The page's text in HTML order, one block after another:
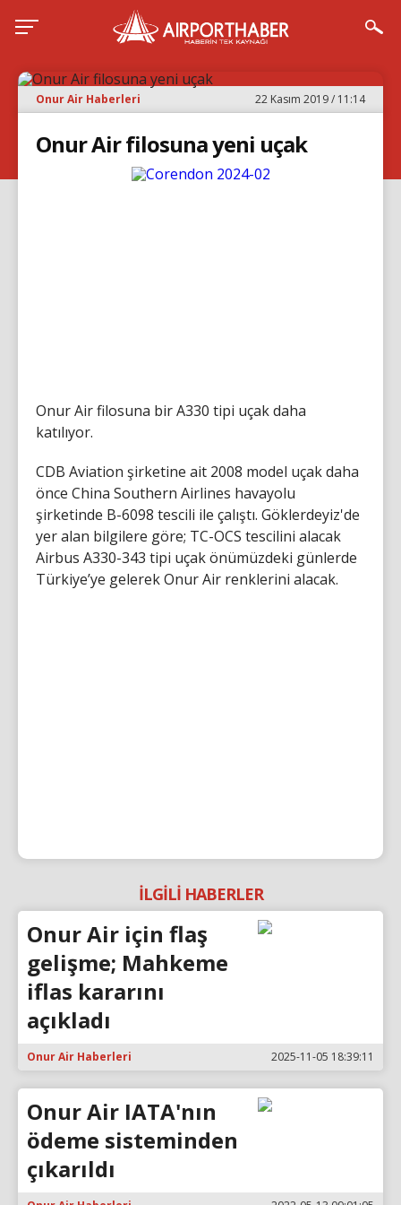
Onur Air Haberleri 22 Kasım 2019 / 11:14
Onur Air filosuna yeni uçak
Onur Air filosuna bir A330 tipi uçak daha
katılıyor.
CDB Aviation şirketine ait 2008 model uçak daha
önce China Southern Airlines havayolu
şirketinde B-6098 tescili ile çalıştı. Göklerdeyiz'de
yer alan bilgilere göre; TC-OCS tescilini alacak
Airbus A330-343 tipi uçak önümüzdeki günlerde
Türkiye’ye gelerek Onur Air renklerini alacak.
İLGİLİ HABERLER
Onur Air için flaş
gelişme; Mahkeme
iflas kararını
açıkladı
Onur Air Haberleri 2025-11-05 18:39:11
Onur Air IATA'nın
ödeme sisteminden
çıkarıldı